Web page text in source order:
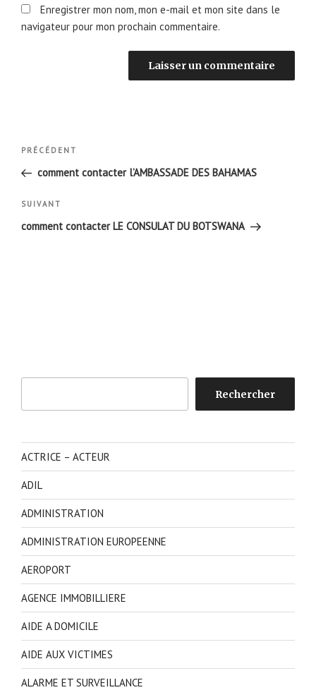
Enregistrer mon nom, mon e-mail et mon site dans le
navigateur pour mon prochain commentaire.
Navigation
l’article
Article
précédent
PRÉCÉDENT
comment contacter l’AMBASSADE DES BAHAMAS
Article
suivant
SUIVANT
comment contacter LE CONSULAT DU BOTSWANA
Rechercher
ACTRICE – ACTEUR
ADIL
ADMINISTRATION
ADMINISTRATION EUROPEENNE
AEROPORT
AGENCE IMMOBILLIERE
AIDE A DOMICILE
AIDE AUX VICTIMES
ALARME ET SURVEILLANCE